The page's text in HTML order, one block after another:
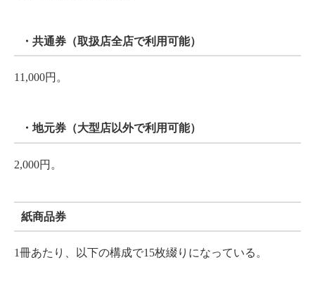
・共通券（取扱店全店で利用可能）
11,000円。
・地元券（大型店以外で利用可能）
2,000円。
紙商品券
1冊あたり、以下の構成で15枚綴りになっている。